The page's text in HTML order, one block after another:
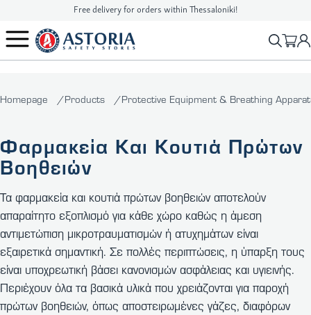
Free delivery for orders within Thessaloniki!
2310 90 16 16 info@astoriasafetystores.gr
Homepage Products Protective Equipment & Breathing
Φαρμακεία Και Κουτιά Πρώτων
Βοηθειών
Τα φαρμακεία και κουτιά πρώτων βοηθειώναποτελούν
απαραίτητο εξοπλισμό για κάθε χώρο καθώς η άμεση
αντιμετώπιση μικροτραυματισμών ή ατυχημάτων είναι
εξαιρετικά σημαντική. Σε πολλές περιπτώσεις, η ύπαρξη τους
είναι υποχρεωτική βάσει κανονισμών ασφάλειας και υγιεινής.
Περιέχουν όλα τα βασικά υλικά που χρειάζονται για παροχή
πρώτων βοηθειών, όπως αποστειρωμένες γάζες, διαφόρων